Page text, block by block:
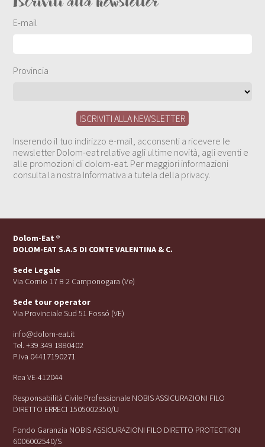
E-mail
Provincia
Inserendo il tuo indirizzo e-mail, acconsenti a ricevere le
newsletter Dolom-eat relative agli ultime novità, agli eventi e
alle promozioni di dolom-eat. Per maggiori informazioni
consulta la nostra Informativa a tutela della privacy.
Dolom-Eat ®
DOLOM-EAT S.A.S DI CONTE VALENTINA & C.
Sede Legale
Via Cornio 17 B 2 Camponogara (Ve)
Sede tour operator
Via Provinciale Sud 51 Fossó (VE)
info@dolom-eat.it
Tel. +39 349 1880402
P.iva 04417190271
Rea VE-412044
Responsabilità Civile Professionale NOBIS ASSICURAZIONI FILO
DIRETTO ERRECI 1505002350/U
Fondo Garanzia NOBIS ASSICURAZIONI FILO DIRETTO PROTECTION
6006002540/S